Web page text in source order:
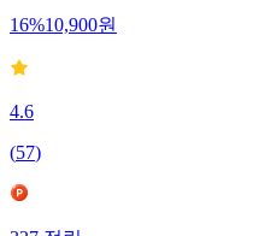
16%10,900원
4.6
(57)